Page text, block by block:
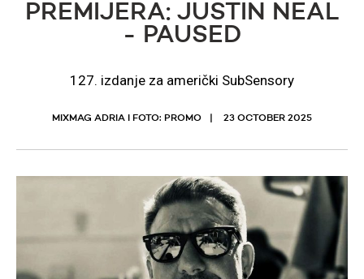
PREMIJERA: JUSTIN NEAL
- PAUSED
127. izdanje za američki SubSensory
MIXMAG ADRIA I FOTO: PROMO 23 OCTOBER 2025